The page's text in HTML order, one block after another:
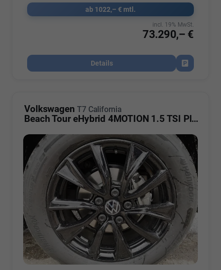
ab 1022,– € mtl.
73.290,– €
incl. 19% MwSt.
Details
Fahrzeug
Volkswagen T7 California
Beach Tour eHybrid 4MOTION 1.5 TSI Plus ArtVelour